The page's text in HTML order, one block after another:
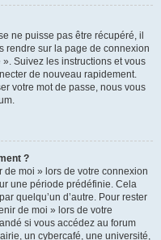
ne puisse pas être récupéré, il
rendre sur la page de connexion
Suivez les instructions et vous
de nouveau rapidement.
votre mot de passe, nous vous
?
moi » lors de votre connexion
une période prédéfinie. Cela
quelqu’un d’autre. Pour rester
de moi » lors de votre
si vous accédez au forum
un cybercafé, une université,